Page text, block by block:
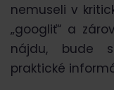
nemuseli v
„googliť“ a
nájdu, bude
praktické